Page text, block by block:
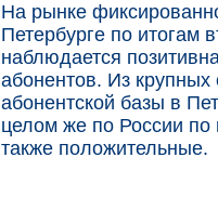
На рынке
Петербурге по итогам
наблюдается
абонентов. Из
абонентской базы в
целом же по России по
также положительные.